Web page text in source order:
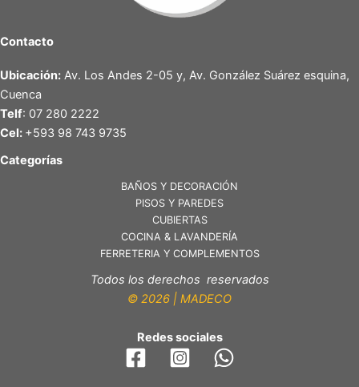
Contacto
Ubicación: Av. Los Andes 2-05 y, Av. González Suárez esquina,
Cuenca
Telf: 07 280 2222
Cel: +593 98 743 9735
Categorías
BAÑOS Y DECORACIÓN
PISOS Y PAREDES
CUBIERTAS
COCINA & LAVANDERÍA
FERRETERIA Y COMPLEMENTOS
Todos los derechos reservados
© 2026 | MADECO
Redes sociales